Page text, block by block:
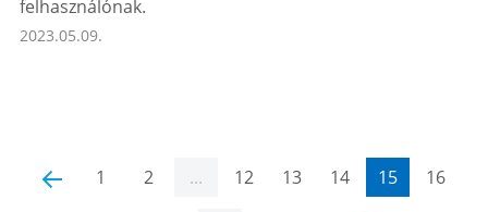
felhasználónak.
2023.05.09.
1 2 ... 12 13 14 15 16